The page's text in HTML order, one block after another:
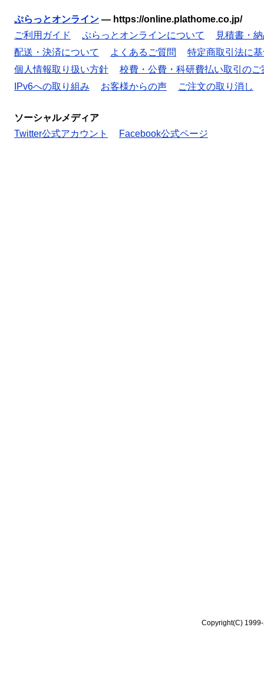
ぷらっとオンライン — https://online.plathome.co.jp/
ご利用ガイド
ぷらっとオンラインについて
見積書・
配送・決済について
よくあるご質問
特定商取引法に
個人情報取り扱い方針
校費・公費・科研費払い取引のご
IPv6への取り組み
お客様からの声 ご注文の取り消し
ソーシャルメディア
Twitter公式アカウント
Facebook公式ページ
Copyright(C)